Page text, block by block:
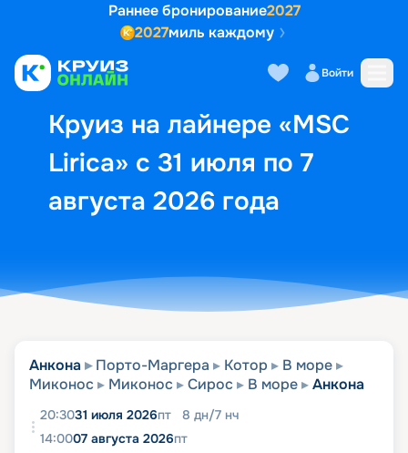
Раннее бронирование2027
2027миль каждому
Войти
Круиз на лайнере «MSC
Lirica» с 31 июля по 7
августа 2026 года
Выбор кают Маршрут и
Анкона Порто-Маргера Котор
В море
Миконос
Миконос Сирос В море Анкона
20:3031 июля 2026пт 8 дн/7 нч
14:0007 августа 2026пт